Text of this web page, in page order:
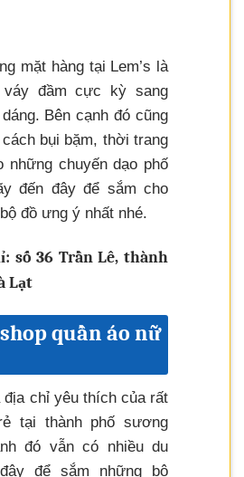
mặt hàng tại Lem’s là
váy đầm cực kỳ sang
Bên cạnh đó cũng
bụi bặm, thời trang
những chuyến dạo phố
đến đây để sắm cho
đồ ưng ý nhất nhé.
số 36 Trần Lê, thành
Lạt
quần áo nữ
địa chỉ yêu thích của rất
tại thành phố sương
đó vẫn có nhiều du
để sắm những bộ